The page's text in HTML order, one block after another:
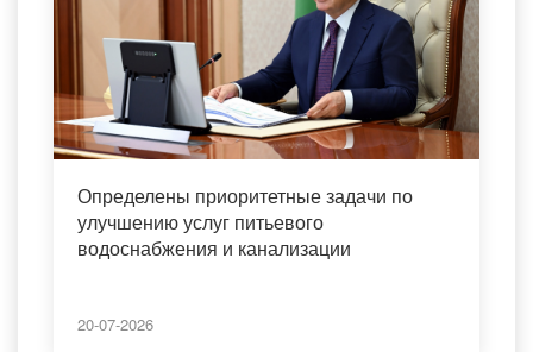
Определены приоритетные задачи по
улучшению услуг питьевого
водоснабжения и канализации
20-07-2026